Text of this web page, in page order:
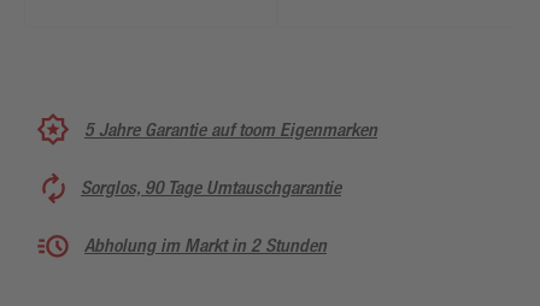
5 Jahre Garantie auf toom Eigenmarken
Sorglos, 90 Tage Umtauschgarantie
Abholung im Markt in 2 Stunden